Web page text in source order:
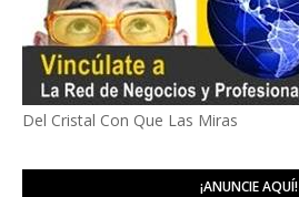
Del Cristal Con Que Las Miras
¡ANUNCIE AQUÍ!